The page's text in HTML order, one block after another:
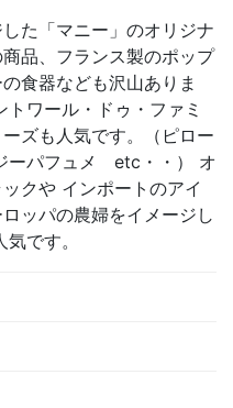
た「マニー」のオリジナ
品、フランス製のポップ
食器なども沢山ありま
ワール・ドゥ・ファミ
ズも人気です。（ピロー
ーパフュメ etc・・） オ
クや インポートのアイ
ッパの農婦をイメージし
です。